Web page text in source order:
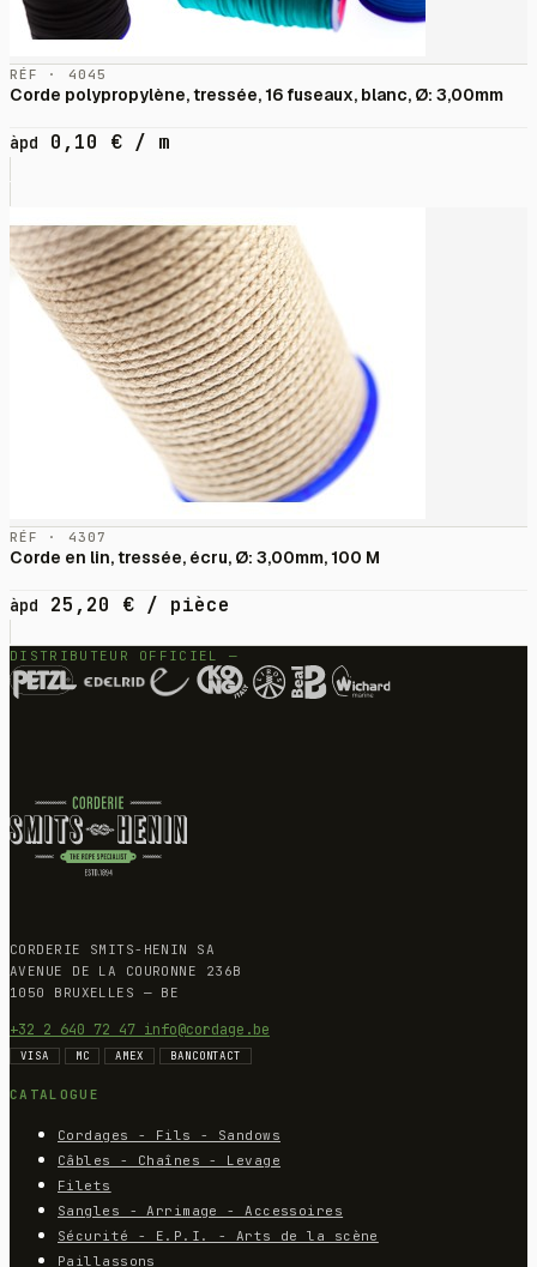
RÉF · 4045
Corde polypropylène, tressée, 16 fuseaux, blanc, Ø: 3,00mm
àpd 0,10 € / m
RÉF · 4307
Corde en lin, tressée, écru, Ø: 3,00mm, 100 M
àpd 25,20 € / pièce
DISTRIBUTEUR OFFICIEL —
CORDERIE SMITS-HENIN SA
AVENUE DE LA COURONNE 236B
1050 BRUXELLES — BE
+32 2 640 72 47 info@cordage.be
VISA MC AMEX BANCONTACT
CATALOGUE
Cordages - Fils - Sandows
Câbles - Chaînes - Levage
Filets
Sangles - Arrimage - Accessoires
Sécurité - E.P.I. - Arts de la scène
Paillassons